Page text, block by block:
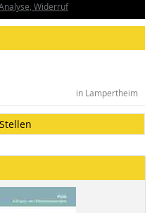
Widerruf
in Lampertheim